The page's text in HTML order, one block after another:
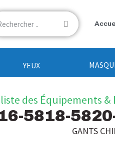
YEUX
des Équipements
5818-
GANTS